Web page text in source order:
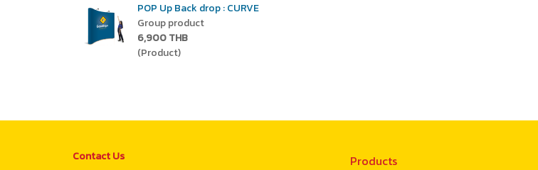
POP Up Back drop : CURVE
Group product
6,900 THB
(Product)
Contact Us
Products